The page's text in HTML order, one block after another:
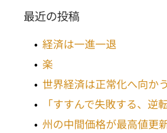
最近の投稿
経済は一進一退
楽
世界経済は正常化へ向か
「すすんで失敗する、逆
州の中間価格が最高値更